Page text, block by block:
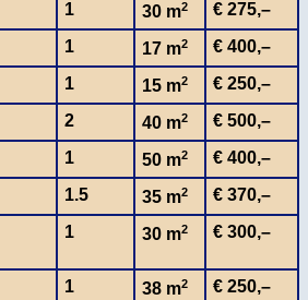
1 30 m2
€ 275,–
1 17 m2
€ 400,–
1 15 m2
€ 250,–
2 40 m2
€ 500,–
1 50 m2
€ 400,–
1.5 35 m2
€ 370,–
1 30 m2 € 300,–
1 38 m2
€ 250,–